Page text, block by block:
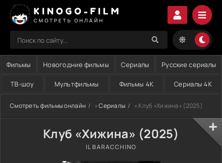
KINOGO-FILM
СМОТРЕТЬ ОНЛАЙН
Фильмы Новогодние фильмы Сериалы Русские сериалы
ТВ-шоу Мультфильмы Фильмы 4K Сериалы 4K
Смотреть фильмы онлайн »Сериалы » Клуб «Хижина» (2025)
Клуб «Хижина» (2025)
IL BARACCHINO